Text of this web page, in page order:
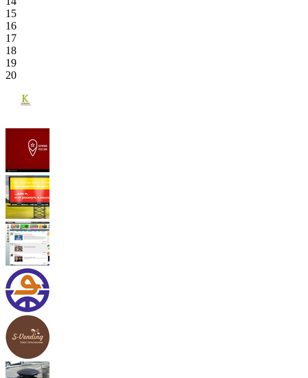
15
16
17
18
19
20